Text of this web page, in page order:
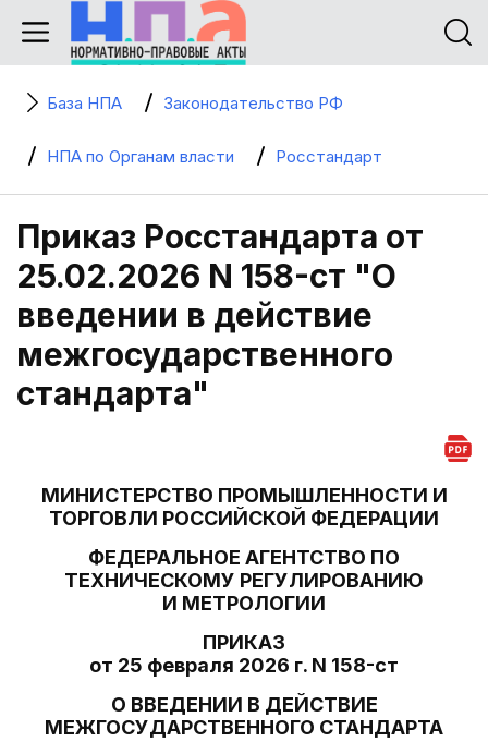
База НПА Законодательство РФ
НПА по Органам власти Росстандарт
Приказ Росстандарта от
25.02.2026 N 158-ст "О
введении в действие
межгосударственного
стандарта"
МИНИСТЕРСТВО ПРОМЫШЛЕННОСТИ И
ТОРГОВЛИ РОССИЙСКОЙ ФЕДЕРАЦИИ
ФЕДЕРАЛЬНОЕ АГЕНТСТВО ПО
ТЕХНИЧЕСКОМУ РЕГУЛИРОВАНИЮ
И МЕТРОЛОГИИ
ПРИКАЗ
от 25 февраля 2026 г. N 158-ст
О ВВЕДЕНИИ В ДЕЙСТВИЕ
МЕЖГОСУДАРСТВЕННОГО СТАНДАРТА